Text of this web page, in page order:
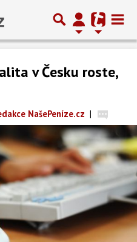
v Česku roste,
NašePeníze.cz |